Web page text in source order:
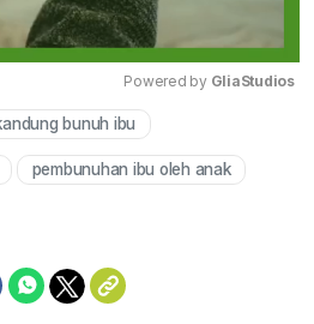
Powered by GliaStudios
bunuh ibu
pembunuhan ibu oleh anak